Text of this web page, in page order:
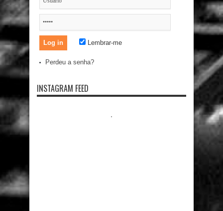
Lembrar-me
Perdeu a senha?
INSTAGRAM FEED